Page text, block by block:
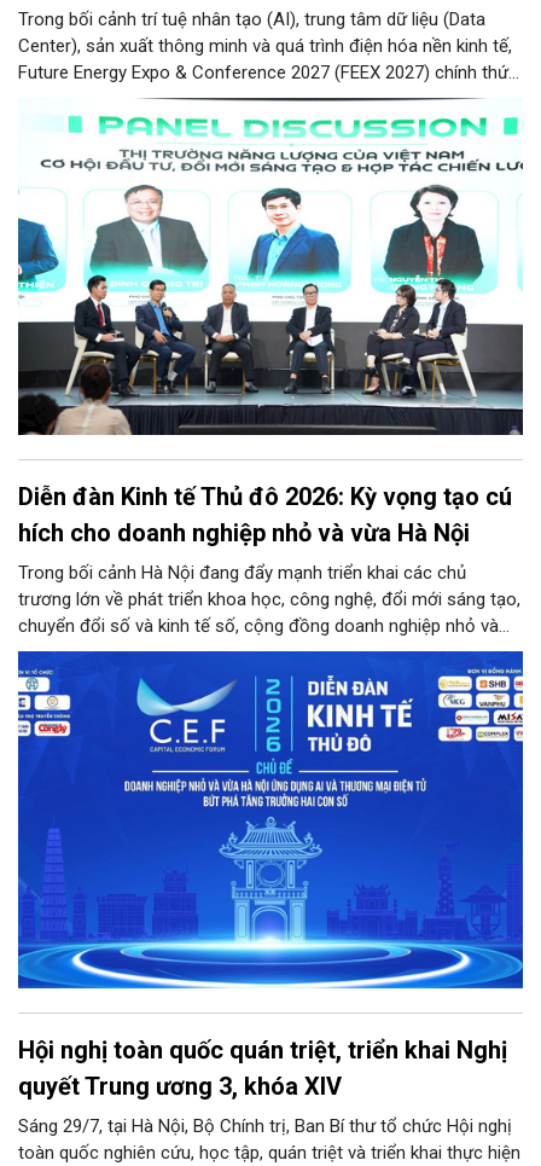
Trong bối cảnh trí tuệ nhân tạo (AI), trung tâm dữ liệu (Data
Center), sản xuất thông minh và quá trình điện hóa nền kinh tế,
Future Energy Expo & Conference 2027 (FEEX 2027) chính thức
ra mắt với kỳ vọng trở thành nền tảng kết nối, thúc đẩy đầu tư,
đổi mới công nghệ và phát triển hệ sinh thái tại Việt Nam.
Diễn đàn Kinh tế Thủ đô 2026: Kỳ vọng tạo cú
hích cho doanh nghiệp nhỏ và vừa Hà Nội
Trong bối cảnh Hà Nội đang đẩy mạnh triển khai các chủ
trương lớn về phát triển khoa học, công nghệ, đổi mới sáng tạo,
chuyển đổi số và kinh tế số, cộng đồng doanh nghiệp nhỏ và
vừa trên địa bàn Thủ đô đứng trước cả cơ hội lẫn thách thức
chưa từng có. Diễn đàn Kinh tế Thủ đô năm 2026 là sự kiện
được kỳ vọng sẽ trở thành cầu nối thiết thực, đưa chính sách,
công nghệ và nguồn lực đến gần hơn với doanh nghiệp.
Hội nghị toàn quốc quán triệt, triển khai Nghị
quyết Trung ương 3, khóa XIV
Sáng 29/7, tại Hà Nội, Bộ Chính trị, Ban Bí thư tổ chức Hội nghị
toàn quốc nghiên cứu, học tập, quán triệt và triển khai thực hiện